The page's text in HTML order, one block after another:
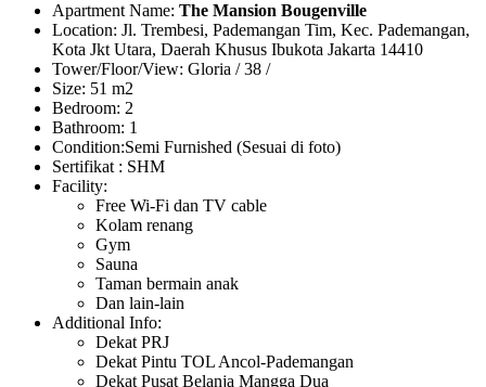
Apartment Name: The Mansion Bougenville
Location: Jl. Trembesi, Pademangan Tim, Kec. Pademangan,
Kota Jkt Utara, Daerah Khusus Ibukota Jakarta 14410
Tower/Floor/View: Gloria / 38 /
Size: 51 m2
Bedroom: 2
Bathroom: 1
Condition:Semi Furnished (Sesuai di foto)
Sertifikat : SHM
Facility:
Free Wi-Fi dan TV cable
Kolam renang
Gym
Sauna
Taman bermain anak
Dan lain-lain
Additional Info:
Dekat PRJ
Dekat Pintu TOL Ancol-Pademangan
Dekat Pusat Belanja Mangga Dua